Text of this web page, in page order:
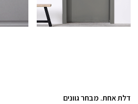
דלת אחת. מבחר גוונים